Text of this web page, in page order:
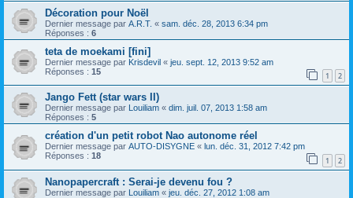
Décoration pour Noël
Dernier message par A.R.T. « sam. déc. 28, 2013 6:34 pm
Réponses : 6
teta de moekami [fini]
Dernier message par Krisdevil « jeu. sept. 12, 2013 9:52 am
Réponses : 15 1 2
Jango Fett (star wars II)
Dernier message par Louiliam « dim. juil. 07, 2013 1:58 am
Réponses : 5
création d'un petit robot Nao autonome réel
Dernier message par AUTO-DISYGNE « lun. déc. 31, 2012 7:42 pm
Réponses : 18 1 2
Nanopapercraft : Serai-je devenu fou ?
Dernier message par Louiliam « jeu. déc. 27, 2012 1:08 am